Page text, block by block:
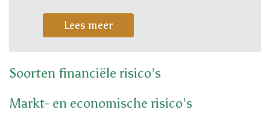
Lees meer
Soorten financiële risico’s
Markt- en economische risico’s